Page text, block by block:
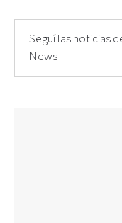
Seguí las noticias
News